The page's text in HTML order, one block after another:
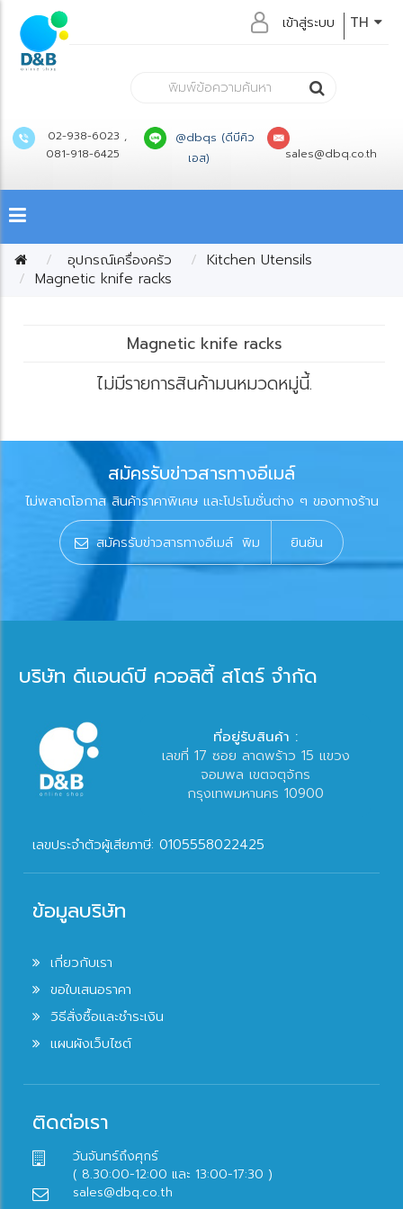
TH
เข้าสู่ระบบ
02-938-6023 ,
081-918-6425
@dbqs (ดีบีคิว
เอส)
sales@dbq.co.th
อุปกรณ์เครื่องครัว
Kitchen Utensils
Magnetic knife racks
Magnetic knife racks
ไม่มีรายการสินค้ามนหมวดหมู่นี้.
สมัครรับข่าวสารทางอีเมล์
ไม่พลาดโอกาส สินค้าราคาพิเศษ และโปรโมชั่นต่าง ๆ ของทางร้าน
ยินยัน
บริษัท ดีแอนด์บี ควอลิตี้ สโตร์ จำกัด
ที่อยู่รับสินค้า :
เลขที่ 17 ซอย ลาดพร้าว 15 แขวง
จอมพล เขตจตุจักร
กรุงเทพมหานคร 10900
เลขประจำตัวผู้เสียภาษี: 0105558022425
ข้อมูลบริษัท
เกี่ยวกับเรา
ขอใบเสนอราคา
วิธีสั่งซื้อและชำระเงิน
แผนผังเว็บไซต์
ติดต่อเรา
วันจันทร์ถึงศุกร์
( 8.30:00-12:00 และ 13:00-17:30 )
sales@dbq.co.th